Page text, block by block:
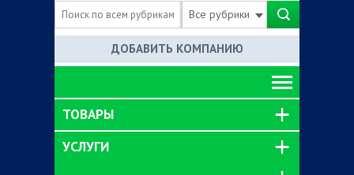
Все рубрики
ДОБАВИТЬ КОМПАНИЮ
ТОВАРЫ
УСЛУГИ